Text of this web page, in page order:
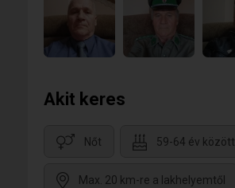
Akit keres
Nőt 59-64 év között
Max. 20 km-re a lakhelyemtől